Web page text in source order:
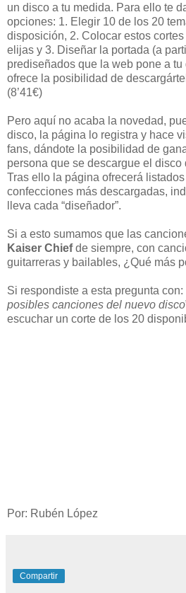
un disco a tu medida. Para ello te
opciones: 1. Elegir 10 de los 20
disposición, 2. Colocar estos
elijas y 3. Diseñar la portada (a
prediseñados que la web pone a
ofrece la posibilidad de
(8’41€)
Pero aquí no acaba la novedad,
disco, la página lo registra y hace
fans, dándote la posibilidad de
persona que se descargue el disco
Tras ello la página ofrecerá
confecciones más descargadas,
lleva cada “diseñador”.
Si a esto sumamos que las
Kaiser Chiefde siempre, con
guitarreras y bailables, ¿Qué más
Si respondiste a esta pregunta con:
posibles canciones del nuevo disco
escuchar un corte de los 20
Por: Rubén López
Compartir